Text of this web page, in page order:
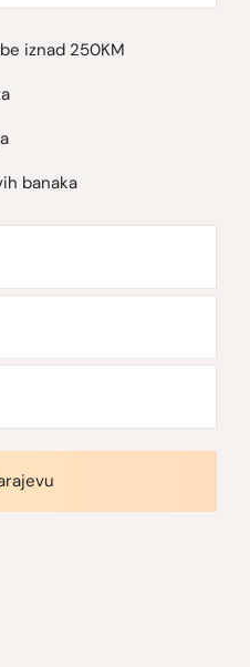
iznad 250KM
banaka